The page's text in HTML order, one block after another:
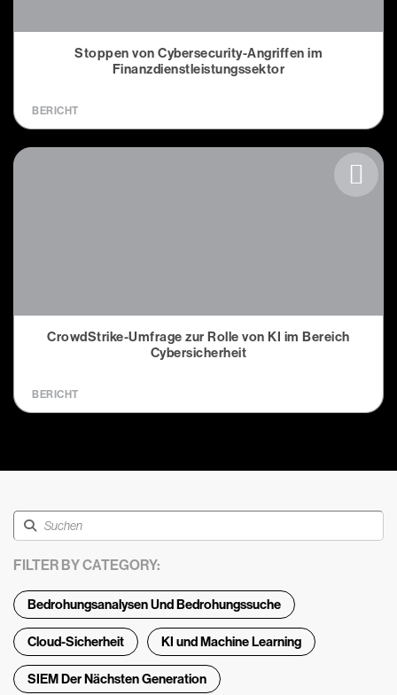
Stoppen von Cybersecurity-Angriffen im
Finanzdienstleistungssektor
BERICHT
CrowdStrike-Umfrage zur Rolle von KI im Bereich
Cybersicherheit
BERICHT
FILTER BY CATEGORY:
Bedrohungsanalysen Und Bedrohungssuche
Cloud-Sicherheit KI und Machine Learning
SIEM Der Nächsten Generation